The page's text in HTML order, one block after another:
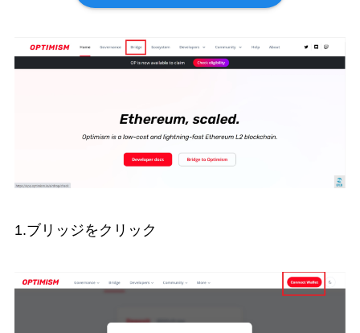
1.ブリッジをクリック